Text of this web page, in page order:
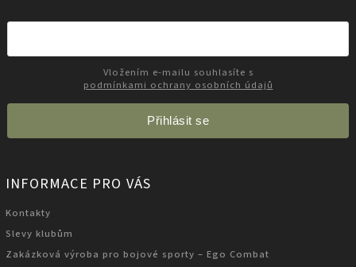
podmínkami ochrany osobních údajů
Přihlásit se
INFORMACE PRO VÁS
Kontakty
Slevy klubům
Zakázková výroba pro bojové sporty – Ego Combat